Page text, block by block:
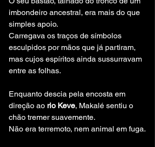
imbondeiro ancestral, era mais do que
simples apoio.
Carregava os traços de símbolos
esculpidos por mãos que já partiram,
mas cujos espíritos ainda sussurravam
entre as folhas.
Enquanto descia pela encosta em
direção ao rio Keve, Makalé sentiu o
chão tremer suavemente.
Não era terremoto, nem animal em fuga.